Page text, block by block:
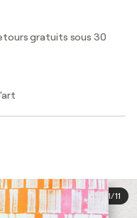
gratuits sous 30
1/11